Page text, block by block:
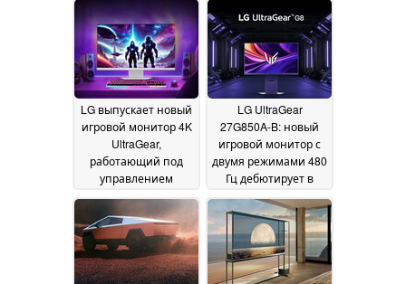
LG выпускает новый
игровой монитор 4K
UltraGear,
работающий под
управлением
обеспечения webOS
Smart TV08 March 2025
LG UltraGear
27G850A-B: новый
игровой монитор с
двумя режимами 480
Гц дебютирует в
скидкой07 March 2025